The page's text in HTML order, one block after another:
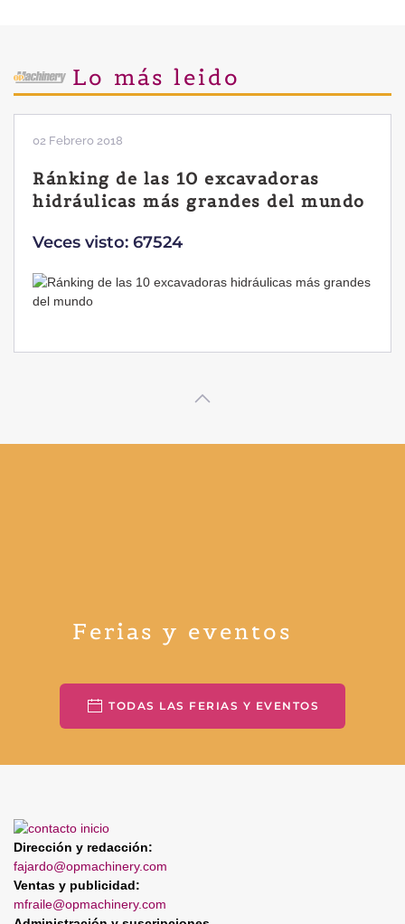
Lo más leido
02 Febrero 2018
Ránking de las 10 excavadoras
hidráulicas más grandes del mundo
Veces visto: 67524
Ferias y eventos
TODAS LAS FERIAS Y EVENTOS
Dirección y redacción:
fajardo@opmachinery.com
Ventas y publicidad:
mfraile@opmachinery.com